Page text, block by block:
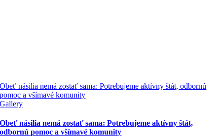
Obeť násilia nemá zostať sama: Potrebujeme aktívny štát, odbornú
pomoc a všímavé komunity
Gallery
Obeť násilia nemá zostať sama: Potrebujeme aktívny štát,
odbornú pomoc a všímavé komunity